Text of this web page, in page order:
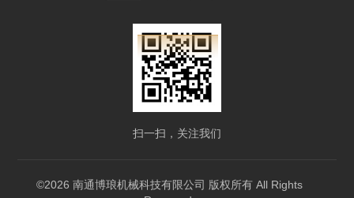
扫一扫，关注我们
©2026 南通博琅机械科技有限公司 版权所有 All Rights